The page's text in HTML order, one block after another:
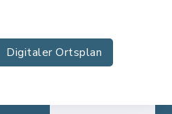
Digitaler Ortsplan